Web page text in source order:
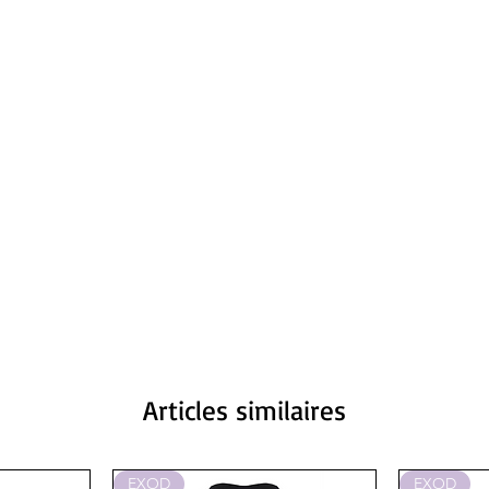
Articles similaires
EXOD EXOD